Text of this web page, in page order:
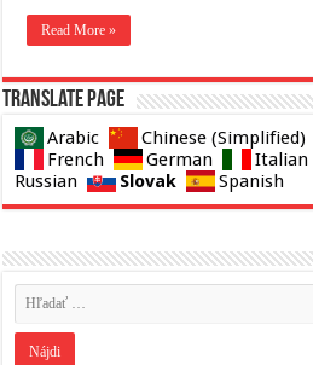
Read More »
Translate page
Arabic Chinese (Simplified)
French
German Italian
Russian
Slovak Spanish